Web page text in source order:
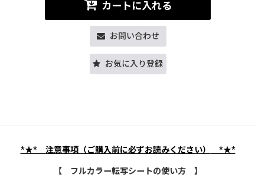
カートに入れる
お問い合わせ
お気に入り登録
*★* 注意事項（ご購入前に必ずお読みください） *★*
【 フルカラー転写シートの使い方 】